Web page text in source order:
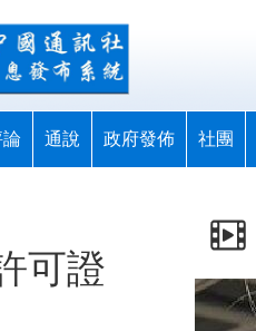
論 通說 政府發佈 社團
可證